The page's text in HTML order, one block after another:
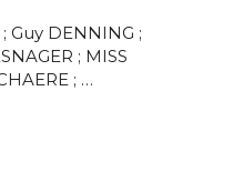
Guy DENNING ;
; MISS
; …